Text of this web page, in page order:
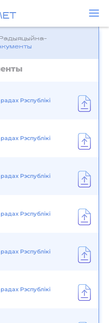
Радыяцыйна-
Рэспублікі
Рэспублікі
Рэспублікі
Рэспублікі
Рэспублікі
Рэспублікі